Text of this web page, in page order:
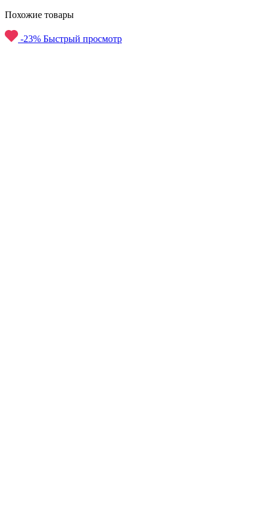
Похожие товары
-23% Быстрый просмотр